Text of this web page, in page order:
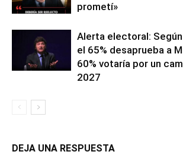
prometí»
Alerta electoral:
el 65% desaprueba a
60% votaría por un
2027
DEJA UNA RESPUESTA